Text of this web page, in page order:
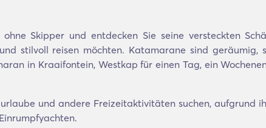
Skipper und entdecken Sie seine versteckten
stilvoll reisen möchten. Katamarane sind
in Kraaifontein, Westkap für einen Tag, ein
und andere Freizeitaktivitäten suchen, aufgrund